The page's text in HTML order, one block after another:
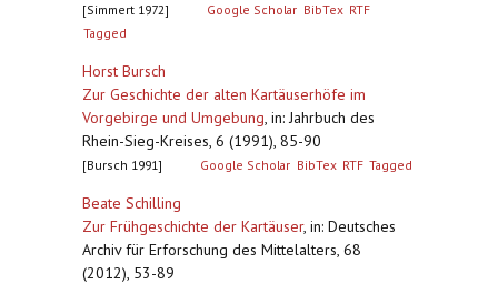
[Simmert 1972] Google Scholar BibTex RTF
Tagged
Horst Bursch
Zur Geschichte der alten Kartäuserhöfe im
Vorgebirge und Umgebung, in: Jahrbuch des
Rhein-Sieg-Kreises, 6 (1991), 85-90
[Bursch 1991] Google Scholar BibTex RTF Tagged
Beate Schilling
Zur Frühgeschichte der Kartäuser, in: Deutsches
Archiv für Erforschung des Mittelalters, 68
(2012), 53-89